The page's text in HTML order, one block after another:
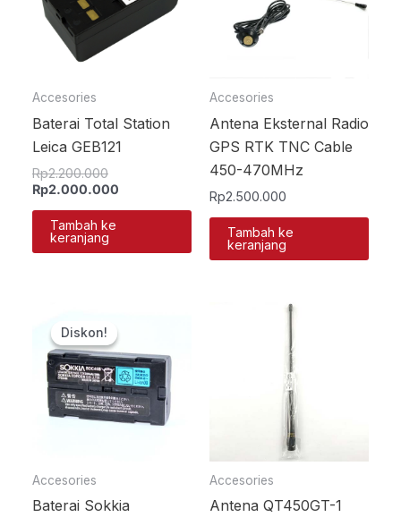
Accesories
Baterai Total Station
Leica GEB121
Rp2.200.000
Rp2.000.000
Tambah ke
keranjang
Accesories
Antena Eksternal Radio
GPS RTK TNC Cable
450-470MHz
Rp2.500.000
Tambah ke
keranjang
Diskon!
Diskon!
Accesories
Baterai Sokkia
adalah:
Rp1.500.000.
Accesories
Antena QT450GT-1